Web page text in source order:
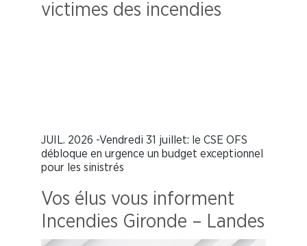
victimes des incendies
JUIL. 2026 -Vendredi 31 juillet: le CSE OFS
débloque en urgence un budget exceptionnel
pour les sinistrés
Vos élus vous informent
Incendies Gironde – Landes